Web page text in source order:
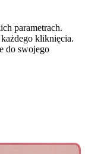
parametrach.
kliknięcia.
do swojego